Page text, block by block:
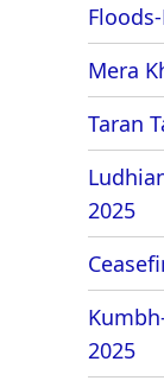
Mera
Taran
2025
2025